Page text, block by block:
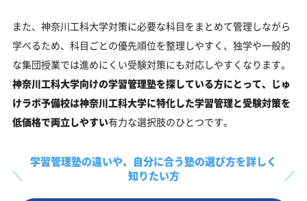
また、神奈川工科大学対策に必要な科目をまとめて管理しながら
学べるため、科目ごとの優先順位を整理しやすく、独学や一般的
な集団授業では進めにくい受験対策にも対応しやすくなります。
神奈川工科大学向けの学習管理塾を探している方にとって、じゅ
けラボ予備校は神奈川工科大学に特化した学習管理と受験対策を
低価格で両立しやすい有力な選択肢のひとつです。
学習管理塾の違いや、 自分に合う塾の選び方を詳しく
知りたい方